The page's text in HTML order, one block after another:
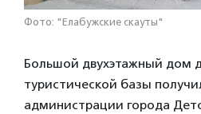
Фото: "Елабужские скауты"
Большой двухэтажный дом
туристической базы
администрации города